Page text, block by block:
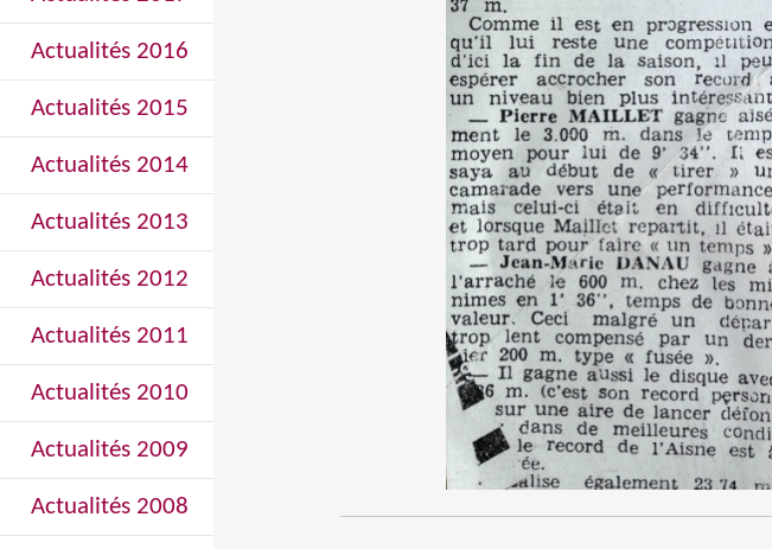
Actualités 2016
Actualités 2015
Actualités 2014
Actualités 2013
Actualités 2012
Actualités 2011
Actualités 2010
Actualités 2009
Actualités 2008